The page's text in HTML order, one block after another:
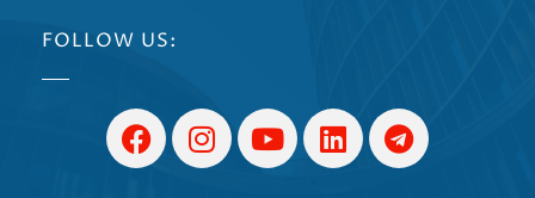
FOLLOW US: